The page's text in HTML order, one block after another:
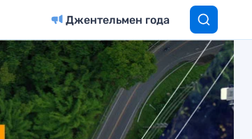
Джентельмен года